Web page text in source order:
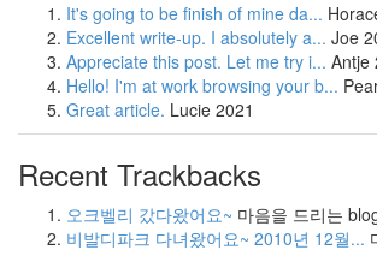
It's going to be finish of mine da...
Excellent write-up. I absolutely a... Joe
Appreciate this post. Let me try i... Antje
Hello! I'm at work browsing your b...
Great article. Lucie 2021
Recent Trackbacks
오크벨리 갔다왔어요~ 마음을 드리는
비발디파크 다녀왔어요~ 2010년 12월...